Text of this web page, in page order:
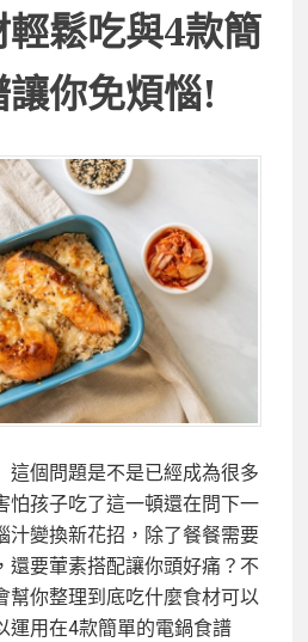
鬆吃與4款簡
你免煩惱!
這個問題是不是已經成為很多
怕孩子吃了這一頓還在問下一
汁變換新花招，除了餐餐需要
還要葷素搭配讓你頭好痛？不
幫你整理到底吃什麼食材可以
運用在4款簡單的電鍋食譜